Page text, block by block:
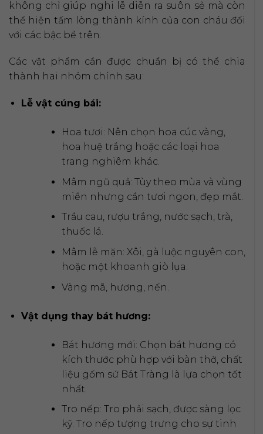
không chỉ giúp nghi lễ diễn ra suôn sẻ mà còn
thể hiện tấm lòng thành kính của con cháu đối
với các bậc bề trên.
Các vật phẩm cần được chuẩn bị có thể chia
thành hai nhóm chính sau:
Lễ vật cúng bái:
Hoa tươi: Nên chọn hoa cúc vàng,
hoa huệ trắng hoặc các loại hoa
trang nghiêm khác.
Mâm ngũ quả: Tùy theo mùa và vùng
miền nhưng cần tươi ngon, đẹp mắt.
Trầu cau, rượu trắng, nước sạch, trà,
thuốc lá.
Mâm lễ mặn: Xôi, gà luộc nguyên con,
hoặc một khoanh giò lụa.
Vàng mã, hương, nến.
Vật dụng thay bát hương:
Bát hương mới: Chọn bát hương có
kích thước phù hợp với bàn thờ, chất
liệu gốm sứ Bát Tràng là lựa chọn tốt
nhất.
Tro nếp: Tro phải sạch, được sàng lọc
kỹ. Tro nếp tượng trưng cho sự tinh